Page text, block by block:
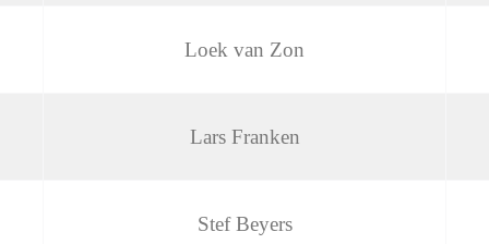
Loek van Zon
Lars Franken
Stef Beyers